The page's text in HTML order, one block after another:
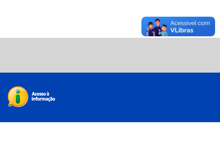
Voltar para o topo